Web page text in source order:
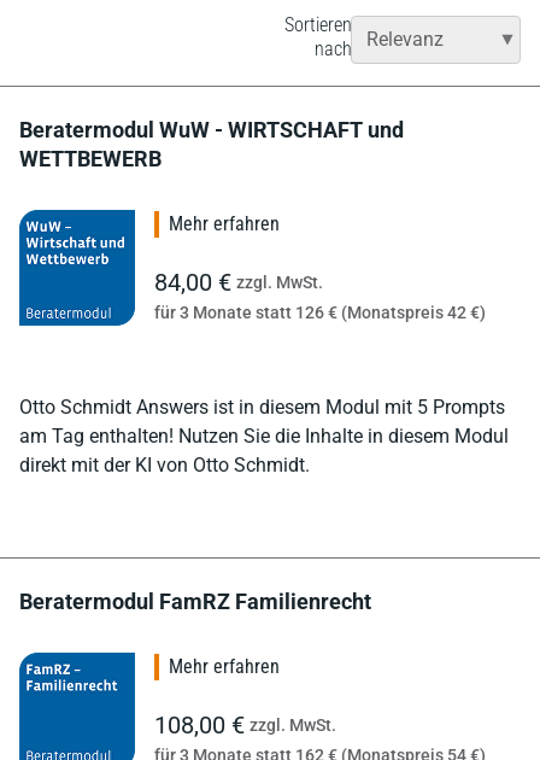
Sortieren
nach
Beratermodul WuW - WIRTSCHAFT und
WETTBEWERB
Otto Schmidt Answers ist in diesem Modul mit 5 Prompts
am Tag enthalten! Nutzen Sie die Inhalte in diesem Modul
direkt mit der KI von Otto Schmidt.
Mehr erfahren
84,00 € zzgl. MwSt.
für 3 Monate statt 126 € (Monatspreis 42 €)
Beratermodul FamRZ Familienrecht
Mehr erfahren
108,00 € zzgl. MwSt.
für 3 Monate statt 162 € (Monatspreis 54 €)